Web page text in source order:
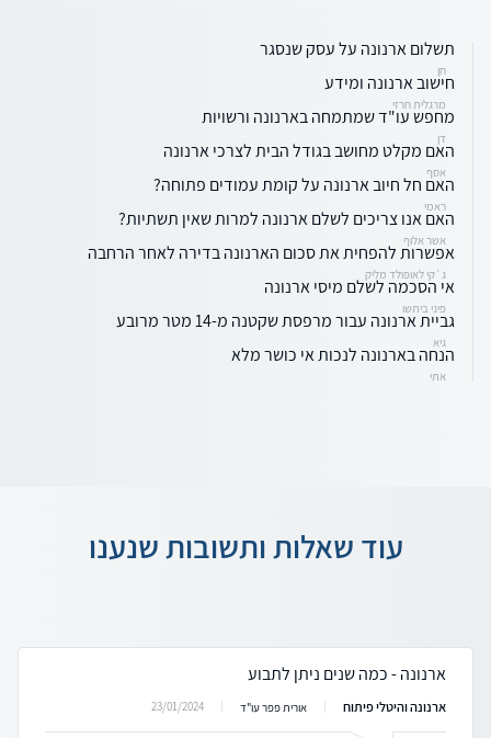
תשלום ארנונה על עסק שנסגר
חן
חישוב ארנונה ומידע
מרגלית חרזי
מחפש עו"ד שמתמחה בארנונה ורשויות
דן
האם מקלט מחושב בגודל הבית לצרכי ארנונה
אסף
האם חל חיוב ארנונה על קומת עמודים פתוחה?
ראמי
האם אנו צריכים לשלם ארנונה למרות שאין תשתיות?
אשר אלוף
אפשרות להפחית את סכום הארנונה בדירה לאחר הרחבה
ג`קי לאופולד מליק
אי הסכמה לשלם מיסי ארנונה
פיני ביתשו
גביית ארנונה עבור מרפסת שקטנה מ-14 מטר מרובע
גיא
הנחה בארנונה לנכות אי כושר מלא
אתי
עוד שאלות ותשובות שנענו
ארנונה - כמה שנים ניתן לתבוע
ארנונה והיטלי פיתוח אורית פפר עו"ד 23/01/2024